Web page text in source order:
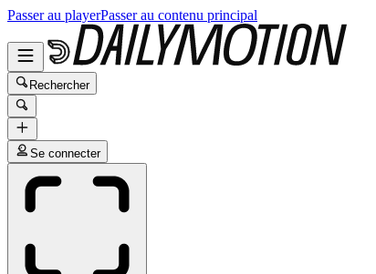
Passer au playerPasser au contenu principal
Rechercher
Se connecter